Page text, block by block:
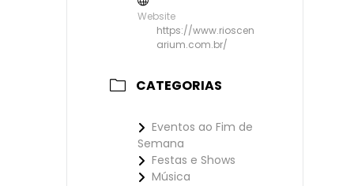
Website
https://www.rioscen
arium.com.br/
CATEGORIAS
Eventos ao Fim de
Semana
Festas e Shows
Música